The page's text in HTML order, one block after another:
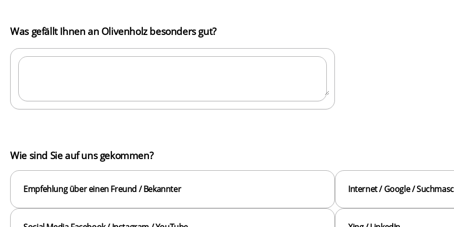
Was gefällt Ihnen an Olivenholz besonders gut?
Wie sind Sie auf uns gekommen?
Empfehlung über einen Freund / Bekannter Internet / Google /